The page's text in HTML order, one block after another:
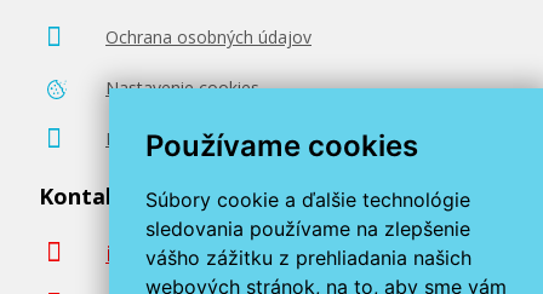
Používame cookies
Súbory cookie a ďalšie technológie
sledovania používame na zlepšenie
vášho zážitku z prehliadania našich
webových stránok, na to, aby sme vám
Ochrana osobných údajov
Nastavenie cookies
Poradenstvo zadarmo
Kontaktujte nás
info@miroluk.sk